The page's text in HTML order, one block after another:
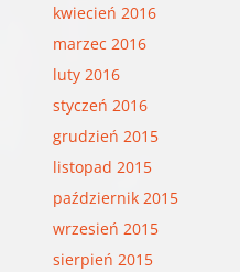
kwiecień 2016
marzec 2016
luty 2016
styczeń 2016
grudzień 2015
listopad 2015
październik 2015
wrzesień 2015
sierpień 2015